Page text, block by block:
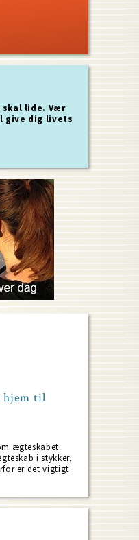
skal lide. Vær
give dig livets
hjem til
ægteskabet.
i stykker,
er det vigtigt